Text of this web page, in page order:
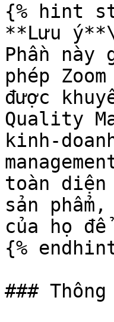
{% hint
**Lưu
Phần
phép
được
Quality
kinh-
toàn diện
sản
của họ
{%
###